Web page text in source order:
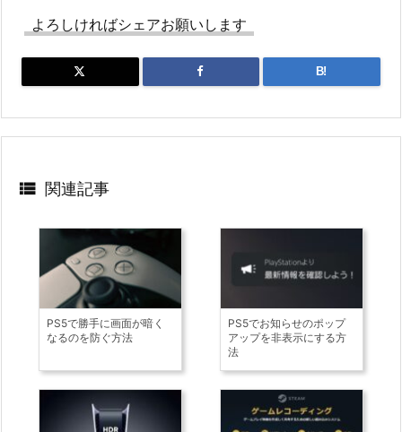
よろしければシェアお願いします
B!
 関連記事
PS5で勝手に画面が暗く
なるのを防ぐ方法
PS5でお知らせのポップ
アップを非表示にする方
法